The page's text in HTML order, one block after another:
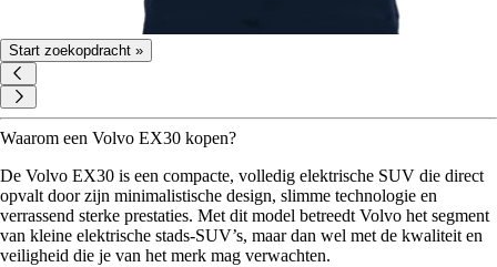
Start zoekopdracht »
Waarom een Volvo EX30 kopen?
De Volvo EX30 is een compacte, volledig elektrische SUV die direct
opvalt door zijn minimalistische design, slimme technologie en
verrassend sterke prestaties. Met dit model betreedt Volvo het segment
van kleine elektrische stads-SUV’s, maar dan wel met de kwaliteit en
veiligheid die je van het merk mag verwachten.